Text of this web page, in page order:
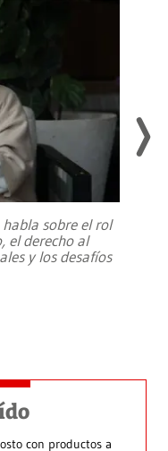
sobre el rol
el derecho al
y los desafíos
con productos a